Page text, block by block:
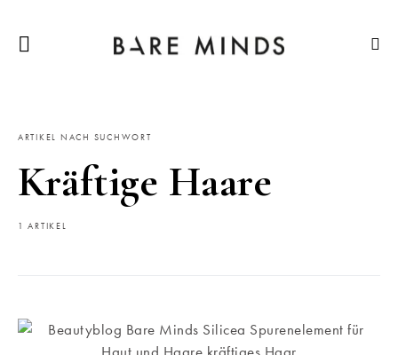
ARTIKEL NACH SUCHWORT
Kräftige Haare
1 ARTIKEL